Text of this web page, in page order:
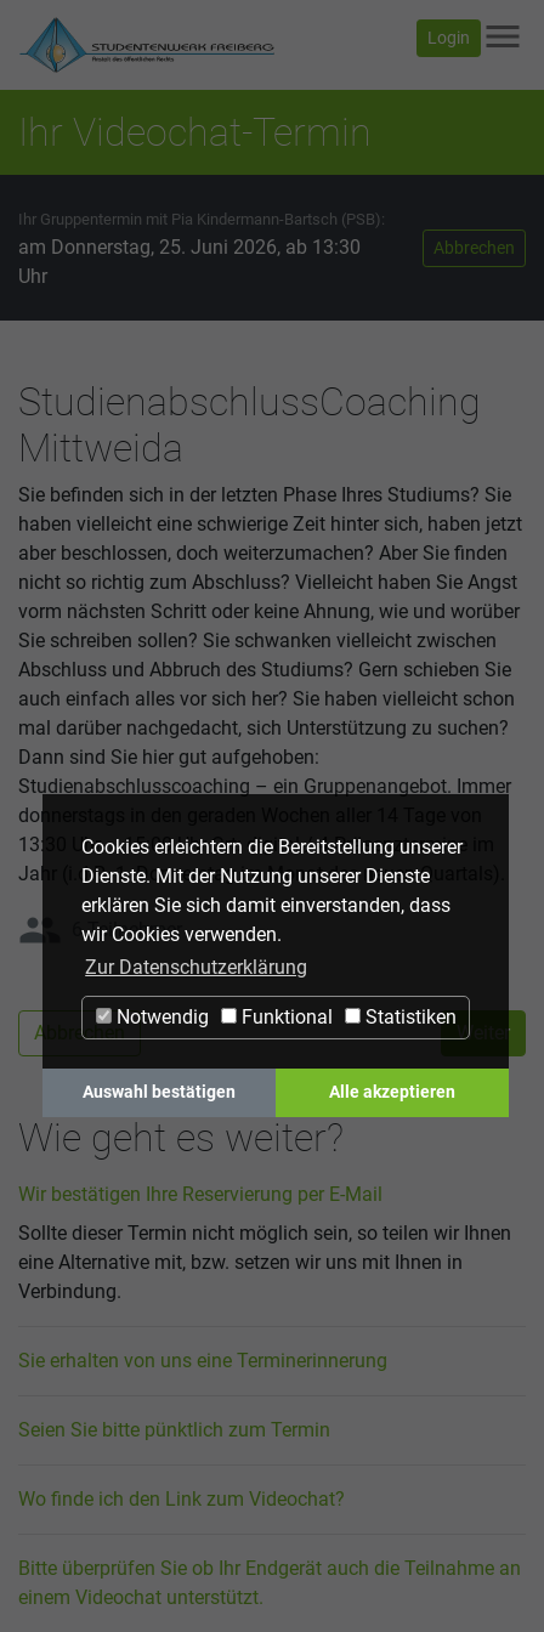
Cookies erleichtern die Bereitstellung unserer
Dienste. Mit der Nutzung unserer Dienste
erklären Sie sich damit einverstanden, dass
wir Cookies verwenden.
Zur Datenschutzerklärung
Notwendig Funktional Statistiken
Auswahl bestätigen Alle akzeptieren
Login menu
Ihr Videochat-Termin
Ihr Gruppentermin mit Pia Kindermann-Bartsch (PSB):
am Donnerstag, 25. Juni 2026, ab 13:30
Uhr
Abbrechen
StudienabschlussCoaching
Mittweida
Sie befinden sich in der letzten Phase Ihres Studiums? Sie
haben vielleicht eine schwierige Zeit hinter sich, haben jetzt
aber beschlossen, doch weiterzumachen? Aber Sie finden
nicht so richtig zum Abschluss? Vielleicht haben Sie Angst
vorm nächsten Schritt oder keine Ahnung, wie und worüber
Sie schreiben sollen? Sie schwanken vielleicht zwischen
Abschluss und Abbruch des Studiums? Gern schieben Sie
auch einfach alles vor sich her? Sie haben vielleicht schon
mal darüber nachgedacht, sich Unterstützung zu suchen?
Dann sind Sie hier gut aufgehoben:
Studienabschlusscoaching – ein Gruppenangebot. Immer
donnerstags in den geraden Wochen aller 14 Tage von
13:30 Uhr – 15:00 Uhr Ort: digital / 4 Präsenztermine im
Jahr (i.d.R. 1. Donnerstag im Monat des neuen Quartals).
group 6 Teilnehmer
Abbrechen Weiter
Wie geht es weiter?
Wir bestätigen Ihre Reservierung per E-Mail
Sollte dieser Termin nicht möglich sein, so teilen wir Ihnen
eine Alternative mit, bzw. setzen wir uns mit Ihnen in
Verbindung.
Sie erhalten von uns eine Terminerinnerung
Seien Sie bitte pünktlich zum Termin
Wo finde ich den Link zum Videochat?
Bitte überprüfen Sie ob Ihr Endgerät auch die Teilnahme an
einem Videochat unterstützt.